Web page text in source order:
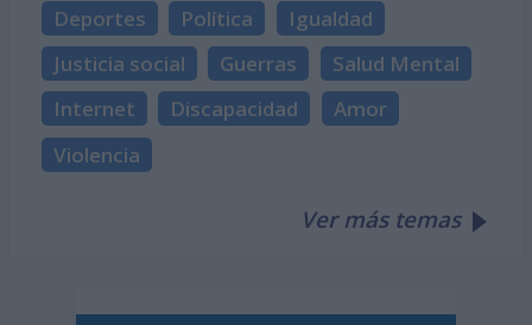
Deportes
Política
Igualdad
Justicia social
Guerras
Salud Mental
Internet
Discapacidad
Amor
Violencia
Ver más temas